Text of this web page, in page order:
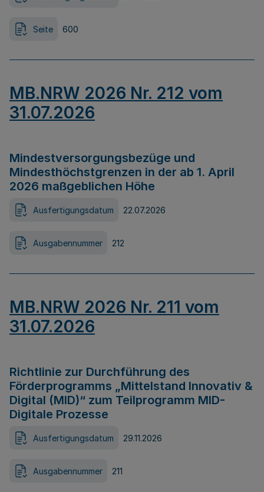
Seite 600
MB.NRW 2026 Nr. 212 vom
31.07.2026
Mindestversorgungsbezüge und
Mindesthöchstgrenzen in der ab 1. April
2026 maßgeblichen Höhe
Ausfertigungsdatum 22.07.2026
Ausgabennummer 212
MB.NRW 2026 Nr. 211 vom
31.07.2026
Richtlinie zur Durchführung des
Förderprogramms „Mittelstand Innovativ &
Digital (MID)“ zum Teilprogramm MID-
Digitale Prozesse
Ausfertigungsdatum 29.11.2026
Ausgabennummer 211